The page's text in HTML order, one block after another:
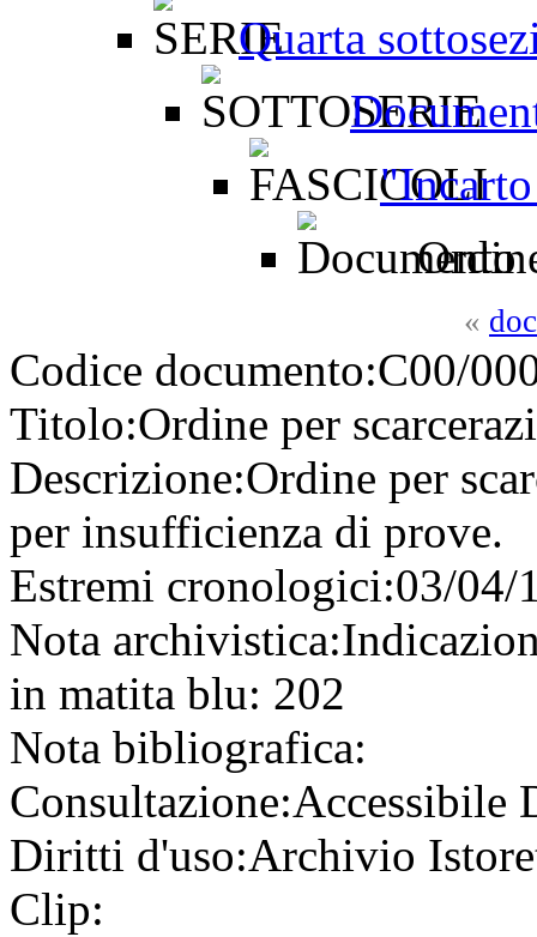
Quarta
«
Codice documento:C00/
Titolo:Ordine per
Descrizione:Ordine per
per insufficienza di prove.
Estremi cronologici:03/04/
Nota archivistica:
in matita blu: 202
Nota bibliografica:
Consultazione:Accessibile
Diritti d'uso:Archivio
Clip: